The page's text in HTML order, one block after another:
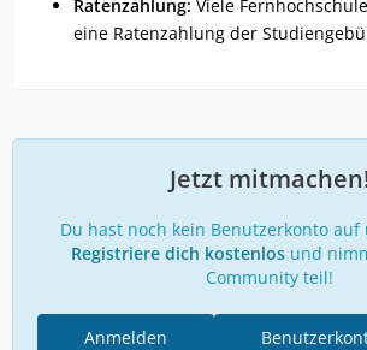
Ratenzahlung: Viele
eine Ratenzahlung der
Jetzt
Du hast noch kein Benutzerkonto auf
Registriere dich kostenlos und
Community teil!
Anmelden